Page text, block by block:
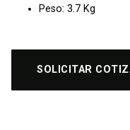
Peso: 3.7 Kg
SOLICITAR